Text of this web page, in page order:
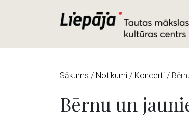
Sākums / Notikumi / Koncerti /
Bērnu un